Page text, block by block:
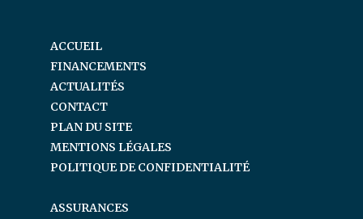
ACCUEIL
FINANCEMENTS
ACTUALITÉS
CONTACT
PLAN DU SITE
MENTIONS LÉGALES
POLITIQUE DE CONFIDENTIALITÉ
ASSURANCES